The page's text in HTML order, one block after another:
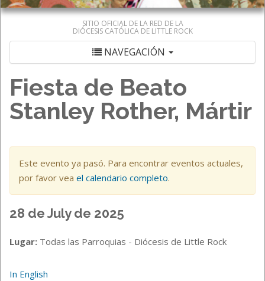
SITIO OFICIAL DE LA RED DE LA
DIÓCESIS CATÓLICA DE LITTLE ROCK
NAVEGACIÓN
Fiesta de Beato
Stanley Rother, Mártir
Este evento ya pasó. Para encontrar eventos actuales,
por favor vea el calendario completo.
28 de July de 2025
Lugar: Todas las Parroquias - Diócesis de Little Rock
In English